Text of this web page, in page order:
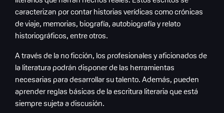
caracterizan por contar historias verídicas como crónicas
de viaje, memorias, biografía, autobiografía y relato
historiográficos, entre otros.
A través de la no ficción, los profesionales y aficionados de
la literatura podrán disponer de las herramientas
necesarias para desarrollar su talento. Además, pueden
aprender reglas básicas de la escritura literaria que está
siempre sujeta a discusión.